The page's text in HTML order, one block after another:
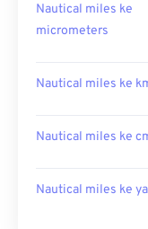
Nautical miles ke
micrometers
Nautical miles ke
Nautical miles ke
Nautical miles ke